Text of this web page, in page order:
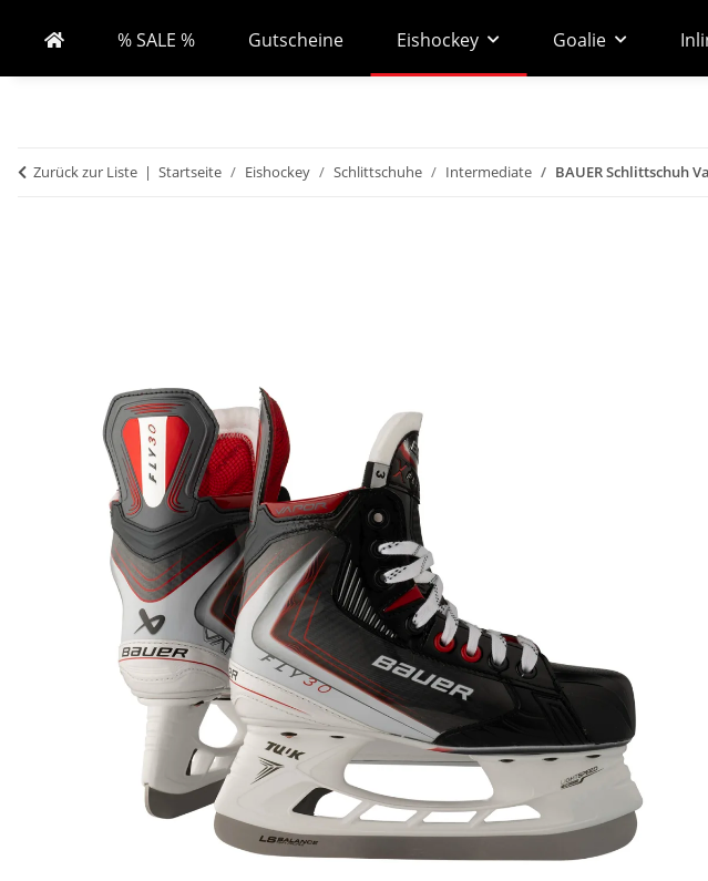
% SALE % Gutscheine Eishockey Goalie
Zurück zur Liste Startseite Eishockey Schlittschuhe Intermediate BAUER Schlittschuh